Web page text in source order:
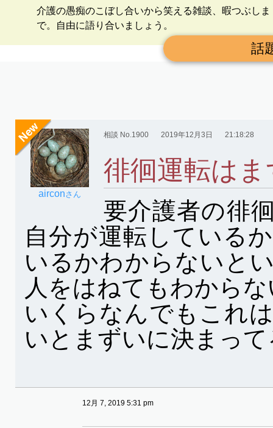
介護の愚痴のこぼし合いから笑える雑談、暇つぶしま
で。自由に語り合いましょう。
話
airconさん
相談 No.1900 2019年12月3日 21:18:28
徘徊運転は
要介護者の徘
自分が運転している
いるかわからないと
人をはねてもわから
いくらなんでもこれ
いとまずいに決まっ
12月 7, 2019 5:31 pm